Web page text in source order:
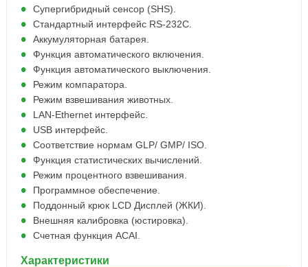
Супергибридный сенсор (SHS).
Стандартный интерфейс RS-232C.
Аккумуляторная батарея.
Функция автоматического включения.
Функция автоматического выключения.
Режим компаратора.
Режим взвешивания животных.
LAN-Ethernet интерфейс.
USB интерфейс.
Соответствие нормам GLP/ GMP/ ISO.
Функция статистических вычислений.
Режим процентного взвешивания.
Программное обеспечение.
Поддонный крюк LCD Дисплей (ЖКИ).
Внешняя калибровка (юстировка).
Счетная функция ACAI.
Характеристики